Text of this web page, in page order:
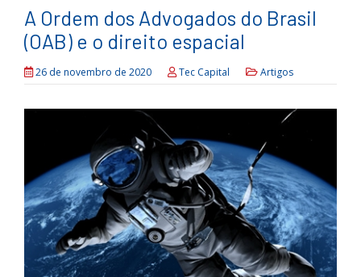
A Ordem dos Advogados do Brasil
(OAB) e o direito espacial
26 de novembro de 2020 Tec Capital Artigos